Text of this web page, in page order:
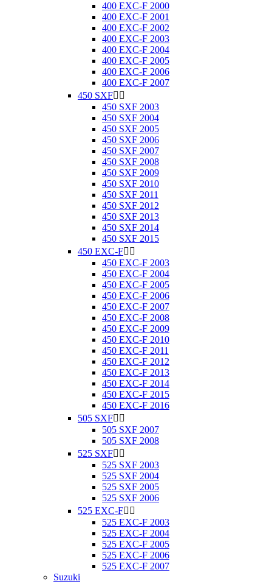
400 EXC-F 2000
400 EXC-F 2001
400 EXC-F 2002
400 EXC-F 2003
400 EXC-F 2004
400 EXC-F 2005
400 EXC-F 2006
400 EXC-F 2007
450 SXF 
450 SXF 2003
450 SXF 2004
450 SXF 2005
450 SXF 2006
450 SXF 2007
450 SXF 2008
450 SXF 2009
450 SXF 2010
450 SXF 2011
450 SXF 2012
450 SXF 2013
450 SXF 2014
450 SXF 2015
450 EXC-F 
450 EXC-F 2003
450 EXC-F 2004
450 EXC-F 2005
450 EXC-F 2006
450 EXC-F 2007
450 EXC-F 2008
450 EXC-F 2009
450 EXC-F 2010
450 EXC-F 2011
450 EXC-F 2012
450 EXC-F 2013
450 EXC-F 2014
450 EXC-F 2015
450 EXC-F 2016
505 SXF 
505 SXF 2007
505 SXF 2008
525 SXF 
525 SXF 2003
525 SXF 2004
525 SXF 2005
525 SXF 2006
525 EXC-F 
525 EXC-F 2003
525 EXC-F 2004
525 EXC-F 2005
525 EXC-F 2006
525 EXC-F 2007
Suzuki